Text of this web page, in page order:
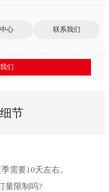
心 联系我们
们
节
需要10天左右。
量限制吗?